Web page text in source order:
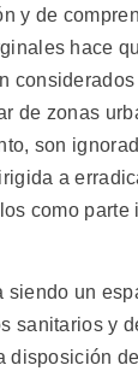
y de
hace
considerados
de zonas
son
a
como parte
siendo un
sanitarios y
disposición